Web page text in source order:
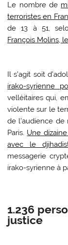
Le nombre de
terroristes en
de 13 à 51,
François Molins,
Il s’agit soit
irako-syrienne
velléitaires qui,
violente sur le
de l’audience
Paris. Une
avec le
messagerie
irako-syrienne à
1.236
justice